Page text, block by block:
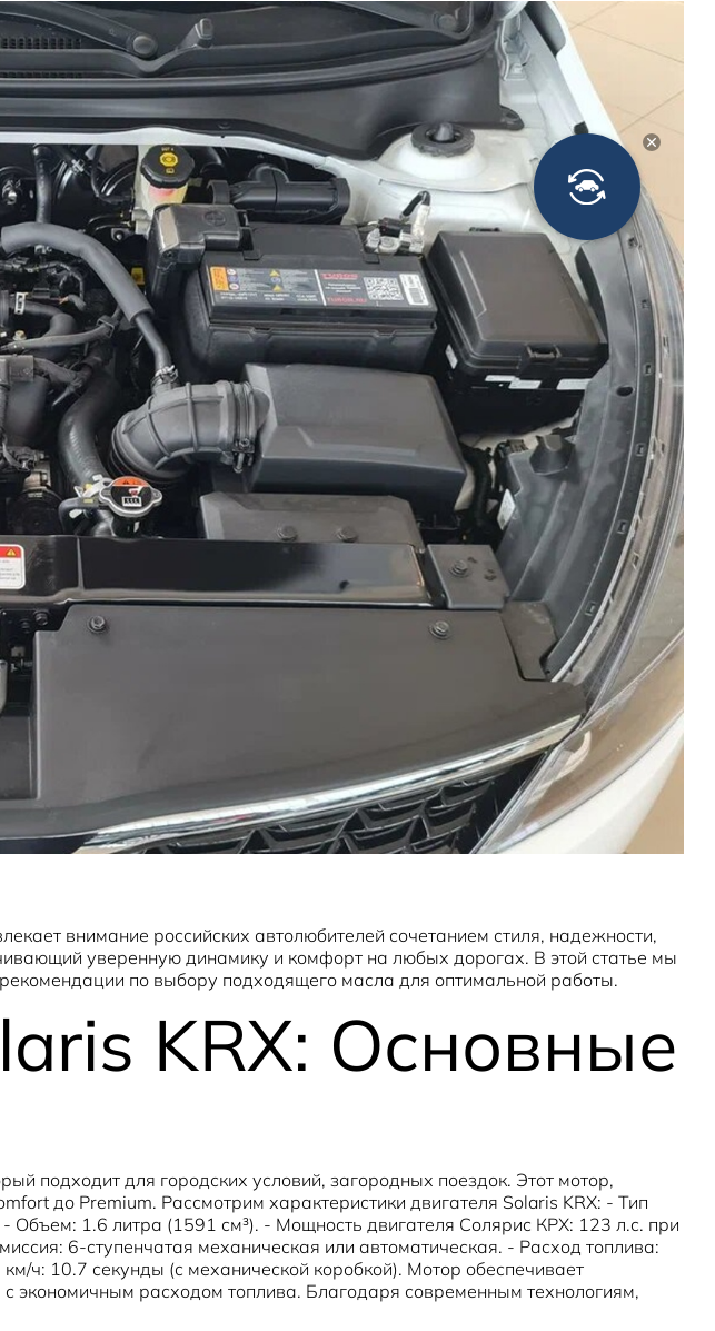
внимание российских автолюбителей сочетанием стиля, надежности,
уверенную динамику и комфорт на любых дорогах. В этой статье мы
рекомендации по выбору подходящего масла для оптимальной работы.
KRX: Основные
подходит для городских условий, загородных поездок. Этот мотор,
до Premium. Рассмотрим характеристики двигателя Solaris KRX: - Тип
1.6 литра (1591 см³). - Мощность двигателя Солярис КРХ: 123 л.с. при
6-ступенчатая механическая или автоматическая. - Расход топлива:
ч: 10.7 секунды (с механической коробкой). Мотор обеспечивает
экономичным расходом топлива. Благодаря современным технологиям,